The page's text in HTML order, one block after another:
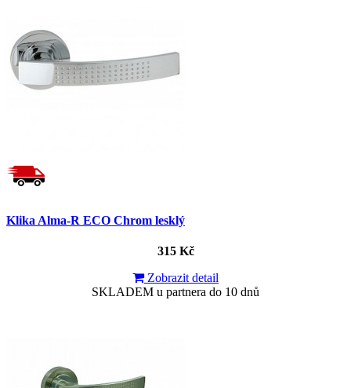
Klika Alma-R ECO Chrom lesklý
315 Kč
Zobrazit detail
SKLADEM u partnera do 10 dnů